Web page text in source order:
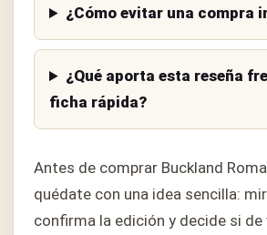
¿Cómo evitar una compra
¿Qué aporta esta reseña
ficha rápida?
Antes de comprar Buckland
quédate con una idea sencilla:
confirma la edición y decide si de